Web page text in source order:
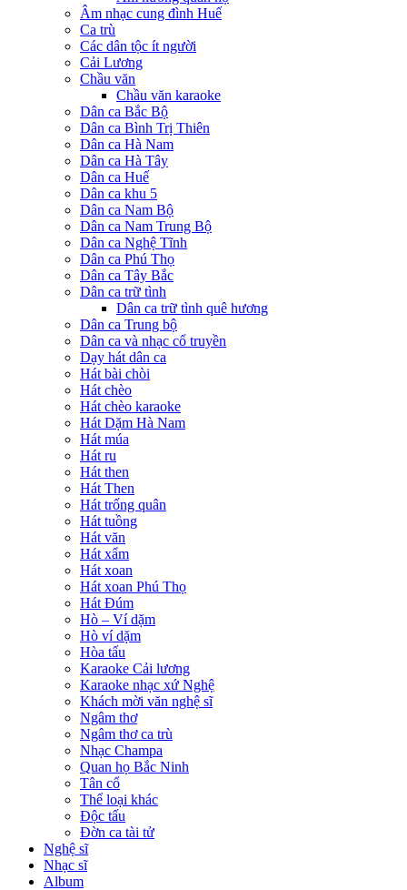
Âm nhạc cung đình Huế
Ca trù
Các dân tộc ít người
Cải Lương
Chầu văn
Chầu văn karaoke
Dân ca Bắc Bộ
Dân ca Bình Trị Thiên
Dân ca Hà Nam
Dân ca Hà Tây
Dân ca Huế
Dân ca khu 5
Dân ca Nam Bộ
Dân ca Nam Trung Bộ
Dân ca Nghệ Tĩnh
Dân ca Phú Thọ
Dân ca Tây Bắc
Dân ca trữ tình
Dân ca trữ tình quê hương
Dân ca Trung bộ
Dân ca và nhạc cổ truyền
Dạy hát dân ca
Hát bài chòi
Hát chèo
Hát chèo karaoke
Hát Dặm Hà Nam
Hát múa
Hát ru
Hát then
Hát Then
Hát trống quân
Hát tuồng
Hát văn
Hát xẩm
Hát xoan
Hát xoan Phú Thọ
Hát Đúm
Hò – Ví dặm
Hò ví dặm
Hòa tấu
Karaoke Cải lương
Karaoke nhạc xứ Nghệ
Khách mời văn nghệ sĩ
Ngâm thơ
Ngâm thơ ca trù
Nhạc Champa
Quan họ Bắc Ninh
Tân cổ
Thể loại khác
Độc tấu
Đờn ca tài tử
Nghệ sĩ
Nhạc sĩ
Album